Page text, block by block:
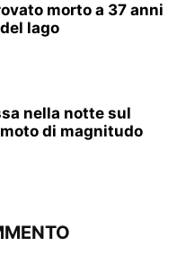
morto a 37 anni
lago
nella notte sul
di magnitudo